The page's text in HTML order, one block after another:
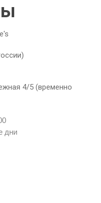
дни
4/5 (временно